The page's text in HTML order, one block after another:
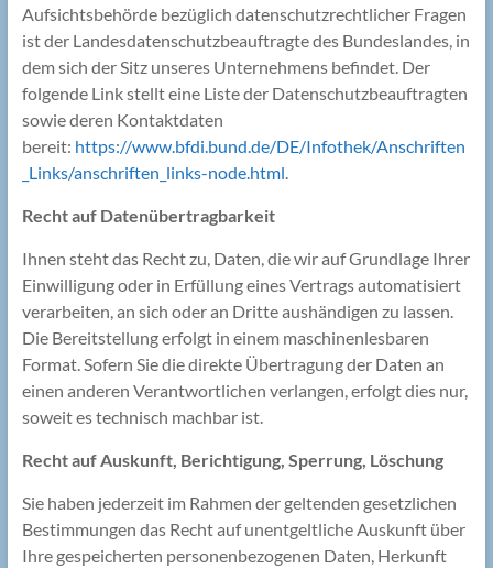
Aufsichtsbehörde bezüglich datenschutzrechtlicher Fragen
ist der Landesdatenschutzbeauftragte des Bundeslandes, in
dem sich der Sitz unseres Unternehmens befindet. Der
folgende Link stellt eine Liste der Datenschutzbeauftragten
sowie deren Kontaktdaten
bereit: https://www.bfdi.bund.de/DE/Infothek/Anschriften
_Links/anschriften_links-node.html.
Recht auf Datenübertragbarkeit
Ihnen steht das Recht zu, Daten, die wir auf Grundlage Ihrer
Einwilligung oder in Erfüllung eines Vertrags automatisiert
verarbeiten, an sich oder an Dritte aushändigen zu lassen.
Die Bereitstellung erfolgt in einem maschinenlesbaren
Format. Sofern Sie die direkte Übertragung der Daten an
einen anderen Verantwortlichen verlangen, erfolgt dies nur,
soweit es technisch machbar ist.
Recht auf Auskunft, Berichtigung, Sperrung, Löschung
Sie haben jederzeit im Rahmen der geltenden gesetzlichen
Bestimmungen das Recht auf unentgeltliche Auskunft über
Ihre gespeicherten personenbezogenen Daten, Herkunft